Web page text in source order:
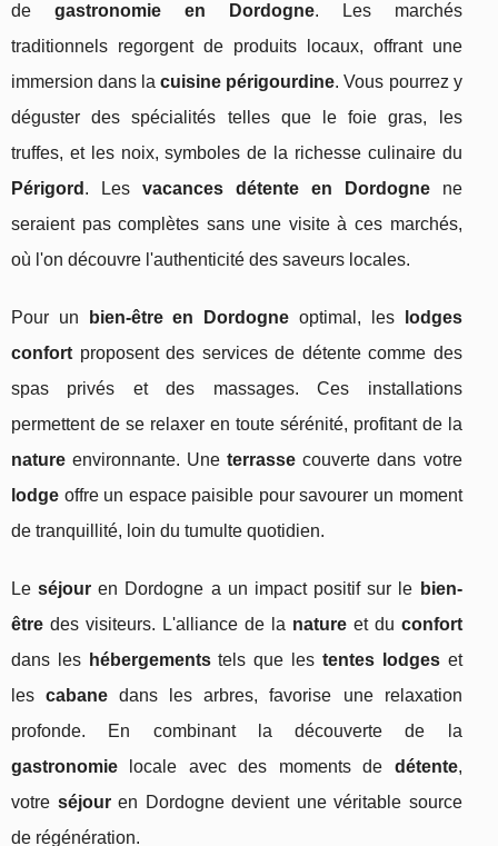
de gastronomie en Dordogne. Les marchés
traditionnels regorgent de produits locaux, offrant une
immersion dans lacuisine périgourdine. Vous pourrez y
déguster des spécialités telles que le foie gras, les
truffes, et les noix, symboles de la richesse culinaire du
Périgord . Les vacances détente en Dordognene
seraient pas complètes sans une visite à ces marchés,
où l'on découvre l'authenticité des saveurs locales.
Pour un bien-être en Dordogne optimal, les
lodges
confort proposent des services de détente comme des
spas privés et des massages. Ces installations
permettent de se relaxer en toute sérénité, profitant de la
nature environnante. Uneterrasse couverte dans votre
lodge offre un espace paisible pour savourer un moment
de tranquillité, loin du tumulte quotidien.
Leséjour en Dordogne a un impact positif sur le bien-
être des visiteurs. L'alliance de la natureet du confort
dans les hébergementstels que les tentes lodgeset
lescabane dans les arbres, favorise une relaxation
profonde. En combinant la découverte de la
gastronomie locale avec des moments de détente,
votre séjouren Dordogne devient une véritable source
de régénération.